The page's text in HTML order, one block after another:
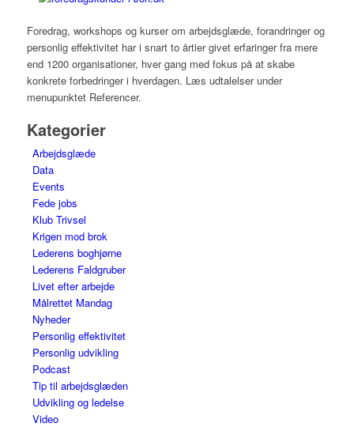
Foredrag, workshops og kurser om arbejdsglæde, forandringer og
personlig effektivitet har i snart to årtier givet erfaringer fra mere
end 1200 organisationer, hver gang med fokus på at skabe
konkrete forbedringer i hverdagen. Læs udtalelser under
menupunktet Referencer.
Kategorier
Arbejdsglæde
Data
Events
Fede jobs
Klub Trivsel
Krigen mod brok
Lederens boghjørne
Lederens Faldgruber
Livet efter arbejde
Målrettet Mandag
Nyheder
Personlig effektivitet
Personlig udvikling
Podcast
Tip til arbejdsglæden
Udvikling og ledelse
Video